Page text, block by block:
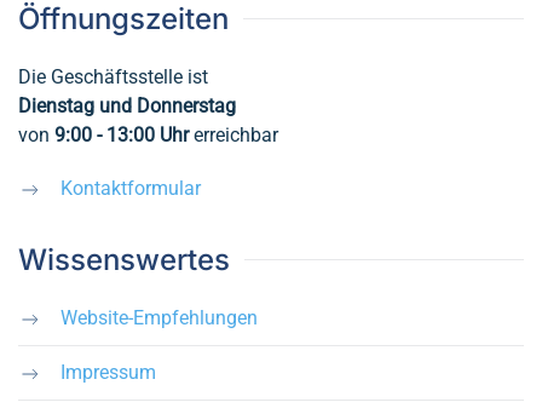
Öffnungszeiten
Die Geschäftsstelle ist
Dienstag und Donnerstag
von 9:00 - 13:00 Uhrerreichbar
Kontaktformular
Wissenswertes
Website-Empfehlungen
Impressum